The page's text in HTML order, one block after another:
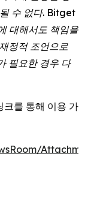
될 수 없다. Bitget
대해서도 책임을
정적 조언으로
필요한 경우 다
크를 통해 이용 가